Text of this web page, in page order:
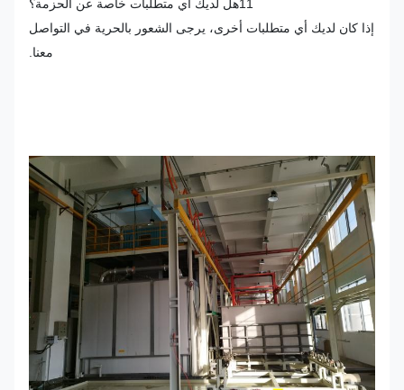
إذا كان لديك أي متطلبات أخرى، يرجى الشعور بالحرية في التواصل